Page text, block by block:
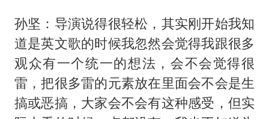
孙坚：导演说得很轻松，其实刚开始我知
道是英文歌的时候我忽然会觉得我跟很多
观众有一个统一的想法，会不会觉得很
雷，把很多雷的元素放在里面会不会是生
搞或恶搞，大家会不会有这种感受，但实